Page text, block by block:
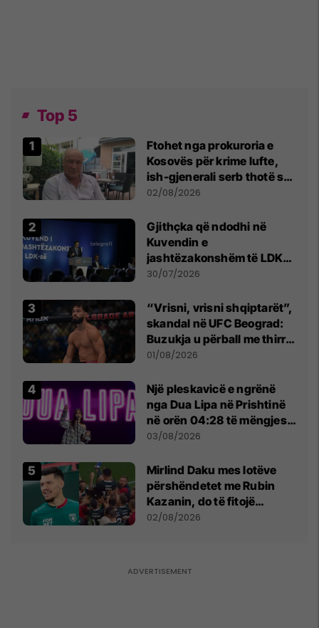
Top 5
Ftohet nga prokuroria e
Kosovës për krime lufte,
ish-gjenerali serb thotë se
dikush e tradhtoi në
02/08/2026
Gjithçka që ndodhi në
Kuvendin e
jashtëzakonshëm të LDK-
së
30/07/2026
“Vrisni, vrisni shqiptarët”,
skandal në UFC Beograd:
Buzukja u përball me thirrje
anti-shqiptare nga
01/08/2026
Një pleskavicë e ngrënë
nga Dua Lipa në Prishtinë
në orën 04:28 të mëngjesit
- dhe bota digjitale serbe
03/08/2026
Mirlind Daku mes lotëve
përshëndetet me Rubin
Kazanin, do të fitojë
miliona te Spartak Moska
02/08/2026